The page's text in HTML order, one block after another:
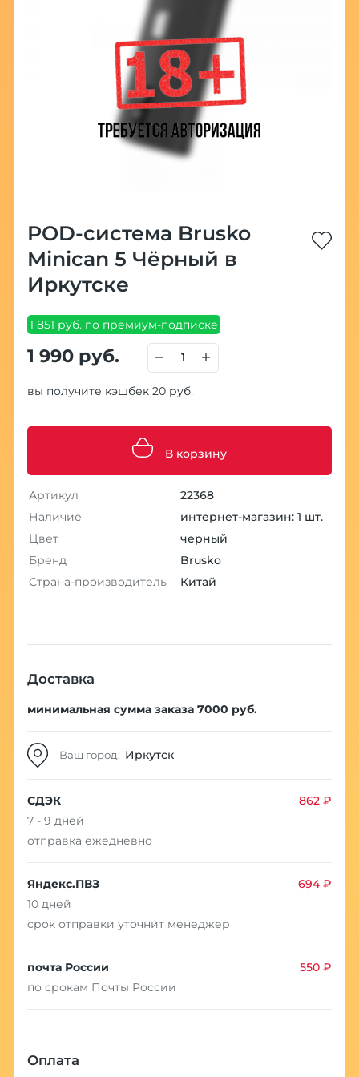
POD-система Brusko
Minican 5 Чёрный в
Иркутске
1 851 руб. по премиум-подписке
1 990 руб.
вы получите кэшбек 20 руб.
В корзину
Артикул
22368
Наличие
интернет-магазин: 1 шт.
Цвет
черный
Бренд
Brusko
Страна-производитель
Китай
Доставка
минимальная сумма заказа 7000 руб.
Ваш город: Иркутск
СДЭК
862 ₽
7 - 9 дней
отправка ежедневно
Яндекс.ПВЗ
694 ₽
10 дней
срок отправки уточнит менеджер
почта России
550 ₽
по срокам Почты России
Оплата